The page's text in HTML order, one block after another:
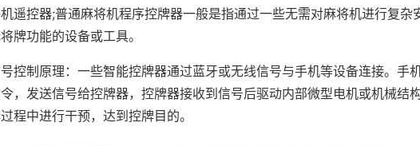
遥控器;普通麻将机程序控牌器一般是指通过一些无需对麻将机进行复杂
牌功能的设备或工具。
控制原理：一些智能控牌器通过蓝牙或无线信号与手机等设备连接。手
，发送信号给控牌器，控牌器接收到信号后驱动内部微型电机或机械结
程中进行干预，达到控牌目的。